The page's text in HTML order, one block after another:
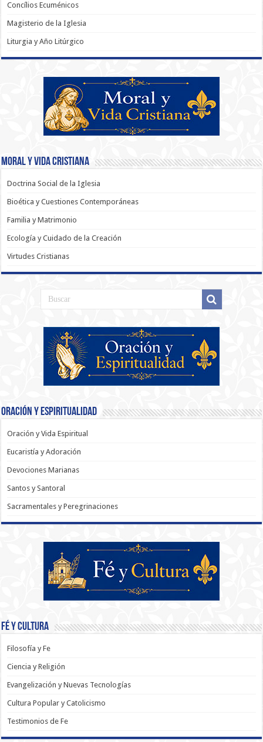
Concílios Ecuménicos
Magisterio de la Iglesia
Liturgia y Año Litúrgico
Moral y Vida Cristiana
Doctrina Social de la Iglesia
Bioética y Cuestiones Contemporáneas
Familia y Matrimonio
Ecología y Cuidado de la Creación
Virtudes Cristianas
Oración y Espiritualidad
Oración y Vida Espiritual
Eucaristía y Adoración
Devociones Marianas
Santos y Santoral
Sacramentales y Peregrinaciones
Fé y Cultura
Filosofía y Fe
Ciencia y Religión
Evangelización y Nuevas Tecnologías
Cultura Popular y Catolicismo
Testimonios de Fe